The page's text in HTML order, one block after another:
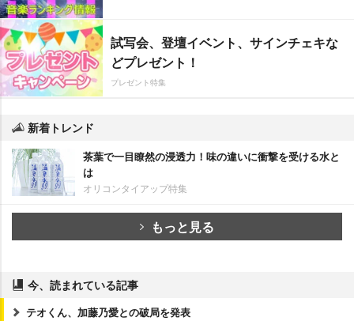
試写会、登壇イベント、サインチェキな
どプレゼント！
プレゼント特集
新着トレンド
茶葉で一目瞭然の浸透力！味の違いに衝撃を受ける水と
は
オリコンタイアップ特集
もっと見る
今、読まれている記事
テオくん、加藤乃愛との破局を発表